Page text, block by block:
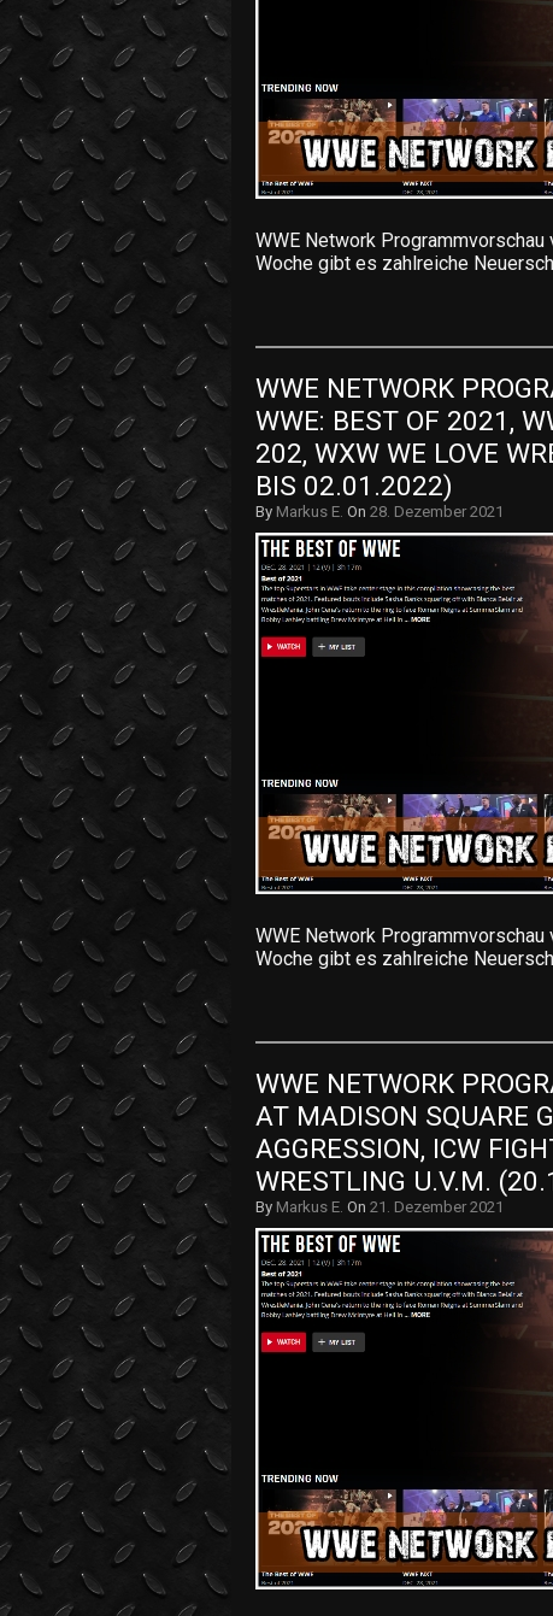
WWE Network
Woche gibt es zahlreiche
WWE NETWORK
WWE: BEST OF 2021,
202, WXW WE LOVE
BIS 02.01.2022)
By Markus E. On 28. Dezember 2021
WWE Network
Woche gibt es zahlreiche
WWE NETWORK
AT MADISON SQUARE
AGGRESSION, ICW
WRESTLING U.V.M.
By Markus E. On 21. Dezember 2021